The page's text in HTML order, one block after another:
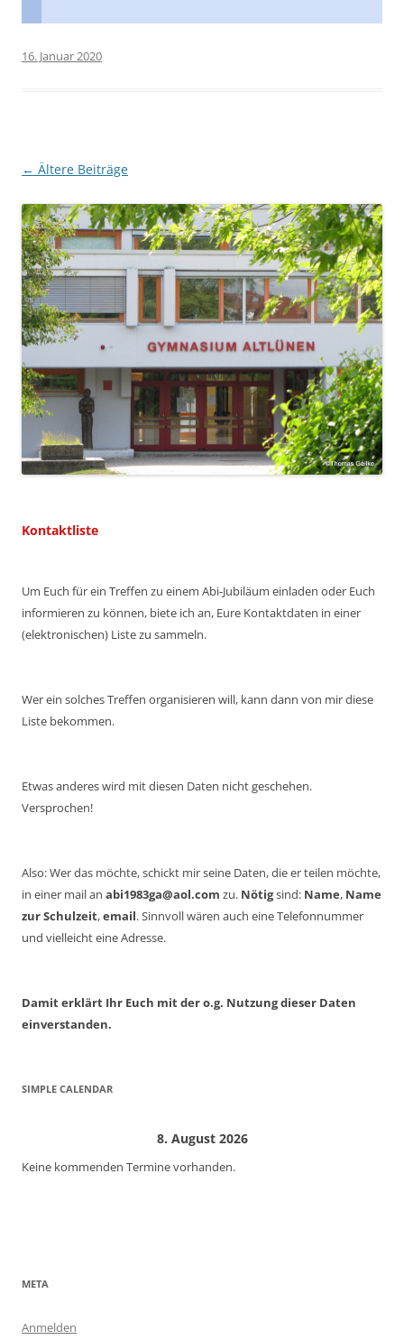
16. Januar 2020
Beitragsnavigation
← Ältere Beiträge
Kontaktliste
Um Euch für ein Treffen zu einem Abi-Jubiläum einladen oder Euch
informieren zu können, biete ich an, Eure Kontaktdaten in einer
(elektronischen) Liste zu sammeln.
Wer ein solches Treffen organisieren will, kann dann von mir diese
Liste bekommen.
Etwas anderes wird mit diesen Daten nicht geschehen.
Versprochen!
Also: Wer das möchte, schickt mir seine Daten, die er teilen möchte,
in einer mail an abi1983ga@aol.com zu. Nötigsind: Name, Name
zur Schulzeit,email. Sinnvoll wären auch eine Telefonnummer
und vielleicht eine Adresse.
Damit erklärt Ihr Euch mit der o.g. Nutzung dieser Daten
einverstanden.
SIMPLE CALENDAR
8. August 2026
Keine kommenden Termine vorhanden.
META
Anmelden